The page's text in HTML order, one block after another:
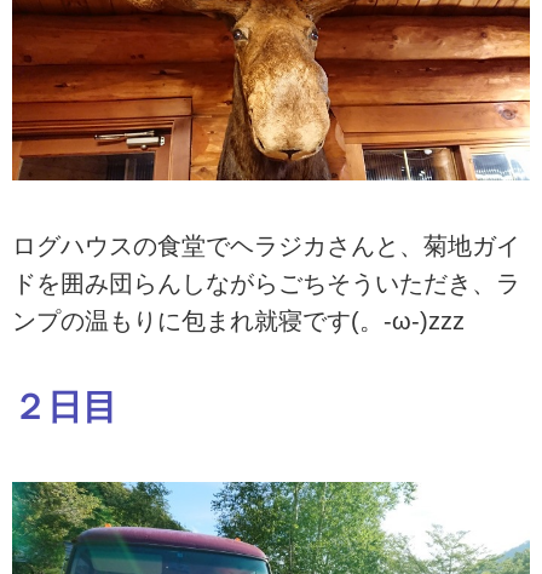
ログハウスの食堂でヘラジカさんと、菊地ガイ
ドを囲み団らんしながらごちそういただき、ラ
ンプの温もりに包まれ就寝です(。-ω-)zzz
２日目